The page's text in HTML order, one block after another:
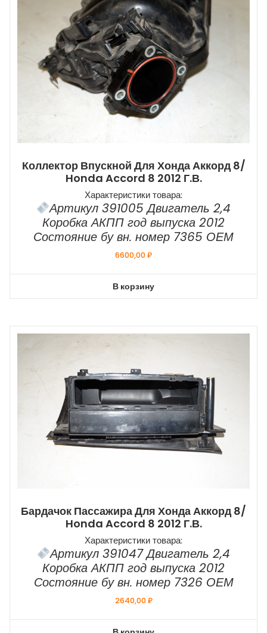
Коллектор Впускной Для Хонда Аккорд 8/
Honda Accord 8 2012 Г.в.
Характеристики товара:
Артикул 391005 Двигатель 2,4
Коробка АКПП год выпуска 2012
Состояние бу вн. номер 7365 ОЕМ
6600,00₽
В корзину
Бардачок Пассажира Для Хонда Аккорд 8/
Honda Accord 8 2012 Г.в.
Характеристики товара:
Артикул 391047 Двигатель 2,4
Коробка АКПП год выпуска 2012
Состояние бу вн. номер 7326 ОЕМ
2640,00₽